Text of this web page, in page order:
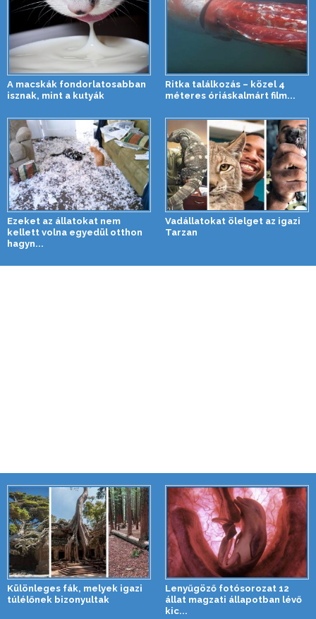
A macskák fondorlatosabban
isznak, mint a kutyák
Ritka találkozás – közel 4
méteres óriáskalmárt film...
Ezeket az állatokat nem
kellett volna egyedül otthon
hagyn...
Vadállatokat ölelget az igazi
Tarzan
Különleges fák, melyek igazi
túlélőnek bizonyultak
Lenyűgöző fotósorozat 12
állat magzati állapotban lévő
kic...